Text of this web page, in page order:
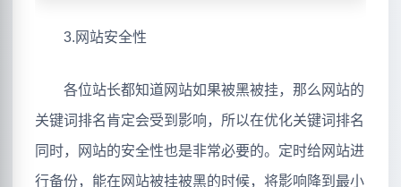
3.网站安全性
各位站长都知道网站如果被黑被挂，那么网站的
关键词排名肯定会受到影响，所以在优化关键词排名
同时，网站的安全性也是非常必要的。定时给网站进
行备份，能在网站被挂被黑的时候，将影响降到最小